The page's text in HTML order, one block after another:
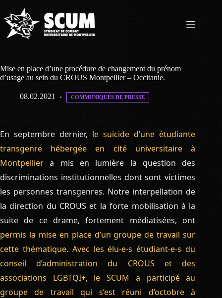
contenu
Mise en place d’une procédure de changement du prénom
d’usage au sein du CROUS Montpellier – Occitanie.
08.02.2021 COMMUNIQUÉS DE PRESSE
En septembre dernier, le suicide d’une étudiante
transgenre hébergée en cité universitaire à
Montpellier a mis en lumière la question des
discriminations institutionnelles dont sont victimes
les personnes transgenres. Notre interpellation de
la direction du CROUS et la forte mobilisation à la
suite de ce drame, fortement médiatisées, ont
permis la mise en place d’un groupe de travail sur
cette thématique. Avec les élu-e-s étudiant-e-s du
conseil d’administration du CROUS et des
associations LGBTQI+, le SCUM a participé au
groupe de travail qui s’est réuni d’octobre à